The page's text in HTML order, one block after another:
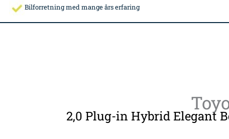
Bilforretning med mange års erfaring
2,0 Plug-in Hybrid Elegant